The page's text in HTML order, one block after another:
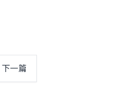
下一篇